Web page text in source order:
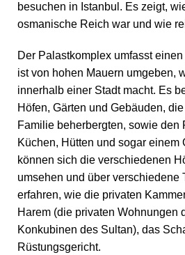
besuchen in Istanbul. Es zeigt,
osmanische Reich war und wie
Der Palastkomplex umfasst
ist von hohen Mauern umgeben,
innerhalb einer Stadt macht. Es
Höfen, Gärten und Gebäuden,
Familie beherbergten, sowie den
Küchen, Hütten und sogar einem
können sich die verschiedenen
umsehen und über verschiedene
erfahren, wie die privaten
Harem (die privaten Wohnungen
Konkubinen des Sultan), das
Rüstungsgericht.